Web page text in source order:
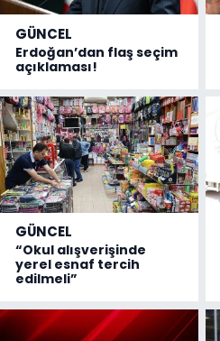
GÜNCEL
Erdoğan’dan flaş seçim
açıklaması!
GÜNCEL
“Okul alışverişinde
yerel esnaf tercih
edilmeli”